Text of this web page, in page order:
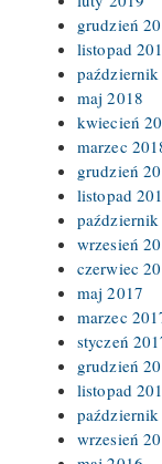
grudzień
listopad
październik
maj 2018
kwiecień
marzec
grudzień
listopad
październik
wrzesień
czerwiec
maj 2017
marzec
styczeń
grudzień
listopad
październik
wrzesień